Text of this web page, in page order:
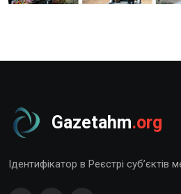
Gazetahm.org
Ідентифікатор в Реєстрі суб’єктів